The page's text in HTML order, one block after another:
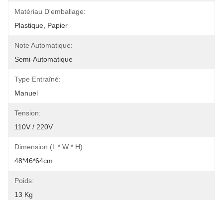
Matériau D'emballage:
Plastique, Papier
Note Automatique:
Semi-Automatique
Type Entraîné:
Manuel
Tension:
110V / 220V
Dimension (l * W * H):
48*46*64cm
Poids:
13 Kg